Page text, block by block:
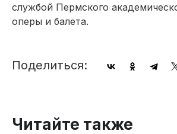
службой Пермского
оперы и балета.
Поделиться:
Читайте также